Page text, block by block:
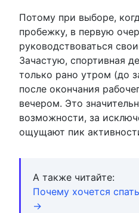
Потому при выборе,
пробежку, в первую
руководствоваться
Зачастую, спортивная
только рано утром (до
после окончания
вечером. Это
возможности, за
ощущают пик
А также читайте:
Почему хочется
→